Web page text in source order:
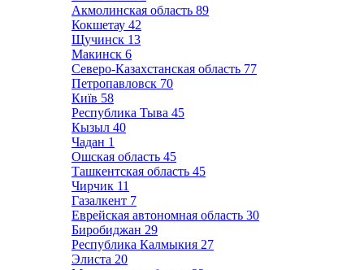
Акмолинская область 89
Кокшетау 42
Щучинск 13
Макинск 6
Северо-Казахстанская область 77
Петропавловск 70
Київ 58
Республика Тыва 45
Кызыл 40
Чадан 1
Ошская область 45
Ташкентская область 45
Чирчик 11
Газалкент 7
Еврейская автономная область 30
Биробиджан 29
Республика Калмыкия 27
Элиста 20